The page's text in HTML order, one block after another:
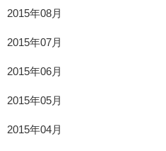
2015年08月
2015年07月
2015年06月
2015年05月
2015年04月